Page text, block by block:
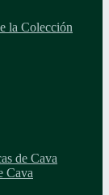
la Colección
de Cava
Cava